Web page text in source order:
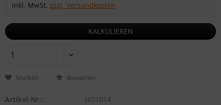
inkl. MwSt.zzgl. Versandkosten
KALKULIEREN
Merken Bewerten
Artikel-Nr.: HO1014